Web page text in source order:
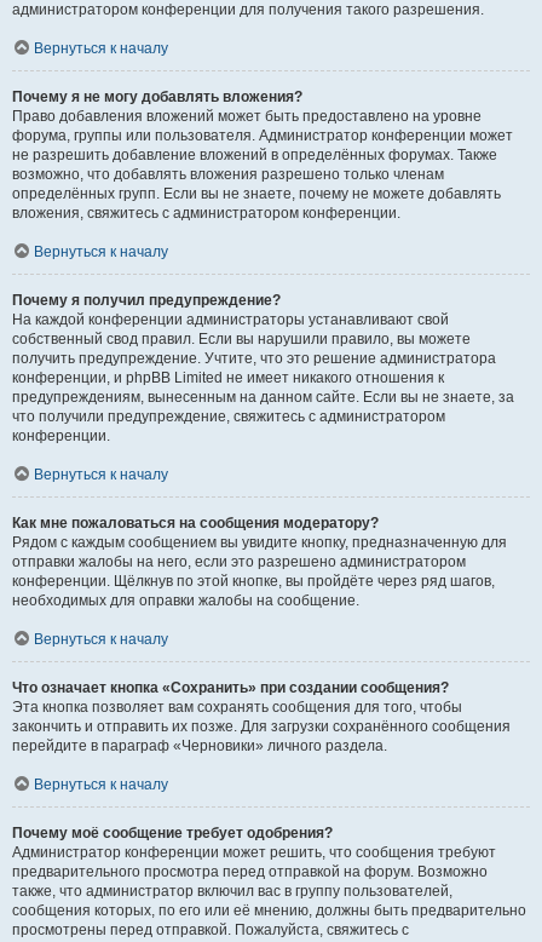
администратором конференции для получения такого разрешения.
Вернуться к началу
Почему я не могу добавлять вложения?
Право добавления вложений может быть предоставлено на уровне
форума, группы или пользователя. Администратор конференции может
не разрешить добавление вложений в определённых форумах. Также
возможно, что добавлять вложения разрешено только членам
определённых групп. Если вы не знаете, почему не можете добавлять
вложения, свяжитесь с администратором конференции.
Вернуться к началу
Почему я получил предупреждение?
На каждой конференции администраторы устанавливают свой
собственный свод правил. Если вы нарушили правило, вы можете
получить предупреждение. Учтите, что это решение администратора
конференции, и phpBB Limited не имеет никакого отношения к
предупреждениям, вынесенным на данном сайте. Если вы не знаете, за
что получили предупреждение, свяжитесь с администратором
конференции.
Вернуться к началу
Как мне пожаловаться на сообщения модератору?
Рядом с каждым сообщением вы увидите кнопку, предназначенную для
отправки жалобы на него, если это разрешено администратором
конференции. Щёлкнув по этой кнопке, вы пройдёте через ряд шагов,
необходимых для оправки жалобы на сообщение.
Вернуться к началу
Что означает кнопка «Сохранить» при создании сообщения?
Эта кнопка позволяет вам сохранять сообщения для того, чтобы
закончить и отправить их позже. Для загрузки сохранённого сообщения
перейдите в параграф «Черновики» личного раздела.
Вернуться к началу
Почему моё сообщение требует одобрения?
Администратор конференции может решить, что сообщения требуют
предварительного просмотра перед отправкой на форум. Возможно
также, что администратор включил вас в группу пользователей,
сообщения которых, по его или её мнению, должны быть предварительно
просмотрены перед отправкой. Пожалуйста, свяжитесь с